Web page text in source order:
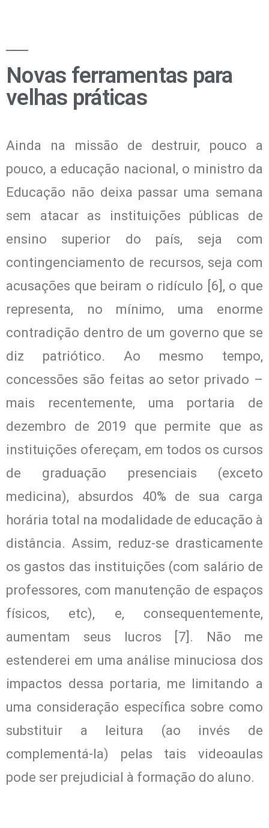
Novas ferramentas para
velhas práticas
Ainda na missão de destruir, pouco a
pouco, a educação nacional, o ministro da
Educação não deixa passar uma semana
sem atacar as instituições públicas de
ensino superior do país, seja com
contingenciamento de recursos, seja com
acusações que beiram o ridículo [6], o que
representa, no mínimo, uma enorme
contradição dentro de um governo que se
diz patriótico. Ao mesmo tempo,
concessões são feitas ao setor privado –
mais recentemente, uma portaria de
dezembro de 2019 que permite que as
instituições ofereçam, em todos os cursos
de graduação presenciais (exceto
medicina), absurdos 40% de sua carga
horária total na modalidade de educação à
distância. Assim, reduz-se drasticamente
os gastos das instituições (com salário de
professores, com manutenção de espaços
físicos, etc), e, consequentemente,
aumentam seus lucros [7]. Não me
estenderei em uma análise minuciosa dos
impactos dessa portaria, me limitando a
uma consideração específica sobre como
substituir a leitura (ao invés de
complementá-la) pelas tais videoaulas
pode ser prejudicial à formação do aluno.